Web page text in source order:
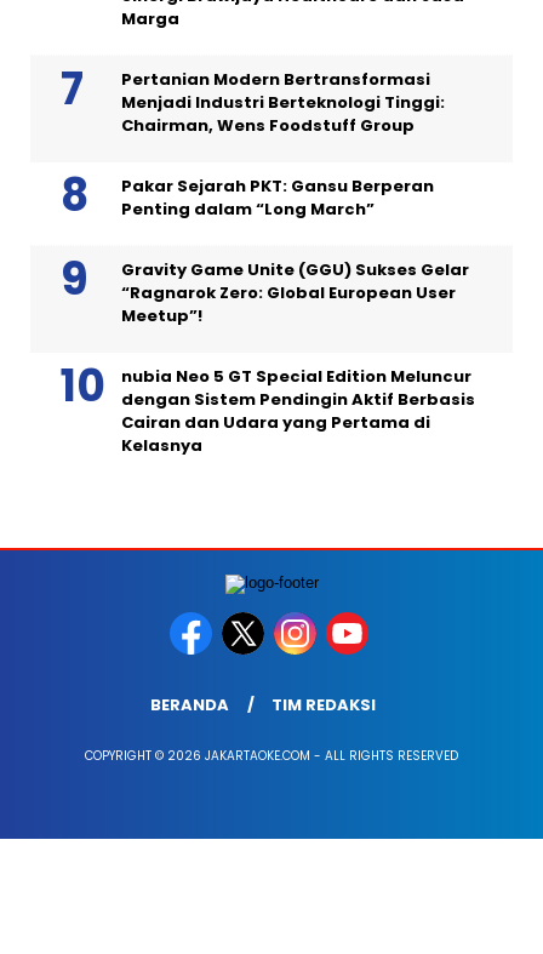
Marga
Pertanian Modern Bertransformasi
Menjadi Industri Berteknologi Tinggi:
Chairman, Wens Foodstuff Group
Pakar Sejarah PKT: Gansu Berperan
Penting dalam “Long March”
Gravity Game Unite (GGU) Sukses Gelar
“Ragnarok Zero: Global European User
Meetup”!
nubia Neo 5 GT Special Edition Meluncur
dengan Sistem Pendingin Aktif Berbasis
Cairan dan Udara yang Pertama di
Kelasnya
BERANDA TIM REDAKSI
COPYRIGHT © 2026 JAKARTAOKE.COM - ALL RIGHTS RESERVED